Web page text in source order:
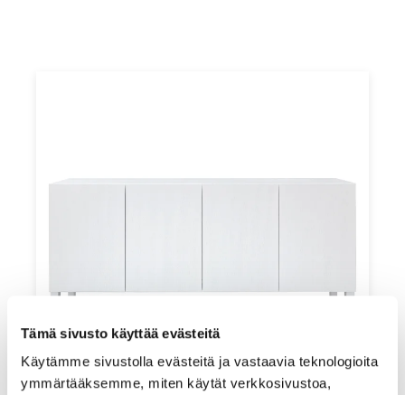
Tämä sivusto käyttää evästeitä
Käytämme sivustolla evästeitä ja vastaavia teknologioita
ymmärtääksemme, miten käytät verkkosivustoa,